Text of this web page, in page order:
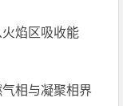
焰区吸收能
相与凝聚相界